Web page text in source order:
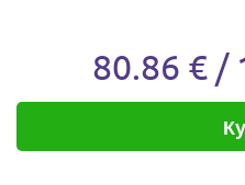
80.86 € /